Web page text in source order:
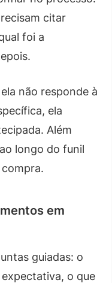
citar
foi a
não responde à
ela
Além
longo do funil
em
guiadas: o
o que